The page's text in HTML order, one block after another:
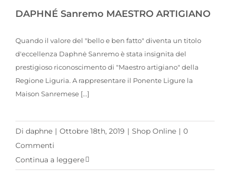
DAPHNÉ Sanremo MAESTRO ARTIGIANO
Quando il valore del "bello e ben fatto" diventa un titolo
d'eccellenza Daphnė Sanremo è stata insignita del
prestigioso riconoscimento di "Maestro artigiano" della
Regione Liguria. A rappresentare il Ponente Ligure la
Maison Sanremese [...]
Di daphne | Ottobre 18th, 2019 | Shop Online | 0
Commenti
Continua a leggere